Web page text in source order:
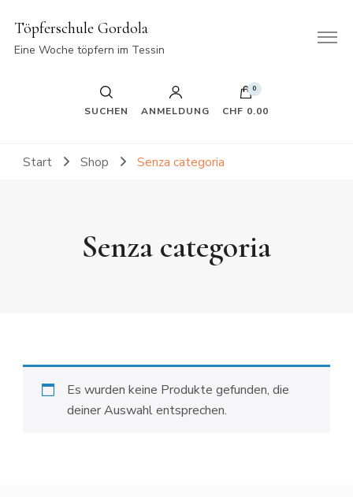
Töpferschule Gordola
Eine Woche töpfern im Tessin
SUCHEN ANMELDUNG
0
CHF 0.00
Start Shop Senza categoria
Senza categoria
Es wurden keine Produkte gefunden, die
deiner Auswahl entsprechen.